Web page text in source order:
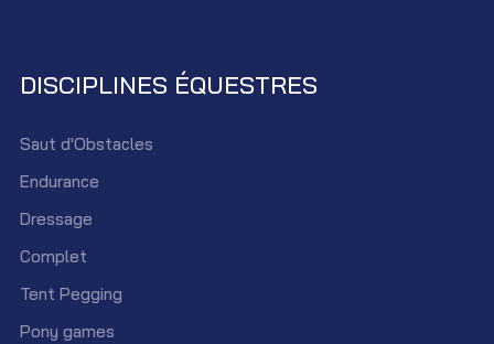
DISCIPLINES ÉQUESTRES
Saut d'Obstacles
Endurance
Dressage
Complet
Tent Pegging
Pony games